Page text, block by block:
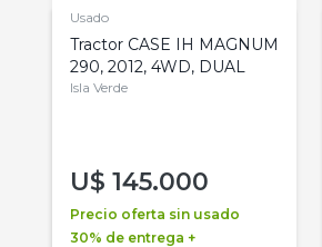
Usado
Tractor CASE IH MAGNUM
290, 2012, 4WD, DUAL
Isla Verde
U$ 145.000
Precio oferta sin usado
30% de entrega +